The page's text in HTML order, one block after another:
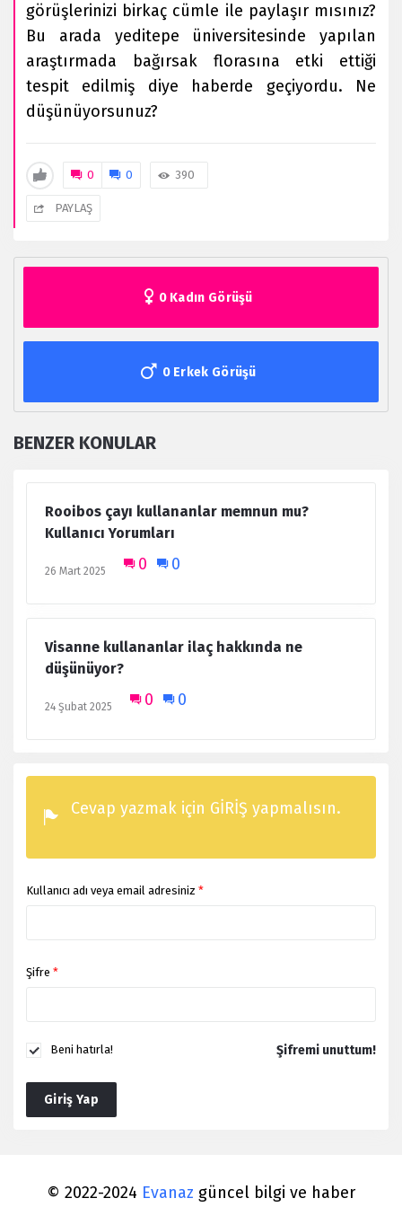
görüşlerinizi birkaç cümle ile paylaşır mısınız?
Bu arada yeditepe üniversitesinde yapılan
araştırmada bağırsak florasına etki ettiği
tespit edilmiş diye haberde geçiyordu. Ne
düşünüyorsunuz?
0 0 390
PAYLAŞ
0 Kadın Görüşü
0 Erkek Görüşü
BENZER KONULAR
Rooibos çayı kullananlar memnun mu?
Kullanıcı Yorumları
26 Mart 2025 0 0
Visanne kullananlar ilaç hakkında ne
düşünüyor?
24 Şubat 2025 0 0
Cevap yazmak için GİRİŞ yapmalısın.
Kullanıcı adı veya email adresiniz *
Şifre *
Beni hatırla! Şifremi unuttum!
Giriş Yap
© 2022-2024 Evanaz güncel bilgi ve haber